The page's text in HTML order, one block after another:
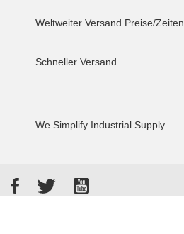
Weltweiter Versand Preise/Zeiten
Schneller Versand
We Simplify Industrial Supply.
FacebookTwitterYouTube